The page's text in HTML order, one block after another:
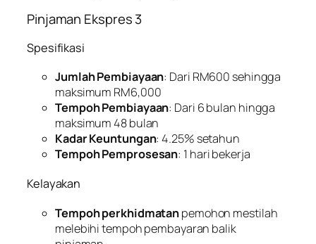
Pinjaman Ekspres 3
Spesifikasi
Jumlah Pembiayaan: Dari RM600 sehingga
maksimum RM6,000
Tempoh Pembiayaan: Dari 6 bulan hingga
maksimum 48 bulan
Kadar Keuntungan: 4.25% setahun
Tempoh Pemprosesan: 1 hari bekerja
Kelayakan
Tempoh perkhidmatanpemohon mestilah
melebihi tempoh pembayaran balik